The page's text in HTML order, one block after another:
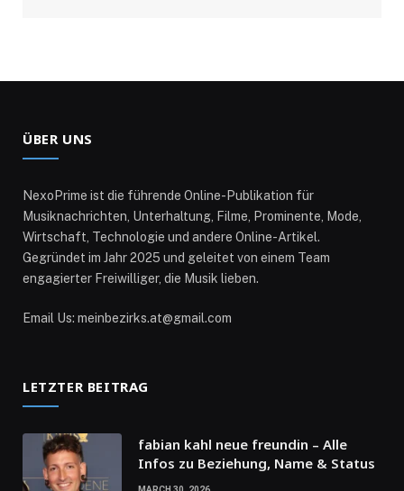
ÜBER UNS
NexoPrime ist die führende Online-Publikation für
Musiknachrichten, Unterhaltung, Filme, Prominente, Mode,
Wirtschaft, Technologie und andere Online-Artikel.
Gegründet im Jahr 2025 und geleitet von einem Team
engagierter Freiwilliger, die Musik lieben.
Email Us: meinbezirks.at@gmail.com
LETZTER BEITRAG
fabian kahl neue freundin – Alle
Infos zu Beziehung, Name & Status